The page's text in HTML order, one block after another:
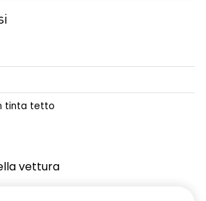
incluso per 5 anni
anteriori e posteriori
elettrici impulsionali
e impulsionali
tinta tetto
vettura